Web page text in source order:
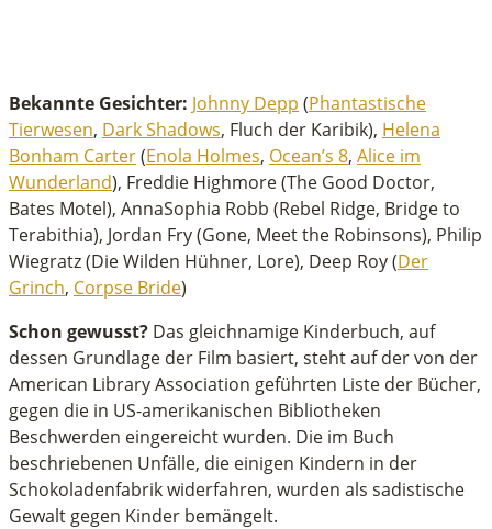
Bekannte Gesichter: Johnny Depp (Phantastische
Tierwesen, Dark Shadows, Fluch der Karibik), Helena
Bonham Carter(Enola Holmes, Ocean’s 8, Alice im
Wunderland), Freddie Highmore (The Good Doctor,
Bates Motel), AnnaSophia Robb (Rebel Ridge, Bridge to
Terabithia), Jordan Fry (Gone, Meet the Robinsons), Philip
Wiegratz (Die Wilden Hühner, Lore), Deep Roy (Der
Grinch, Corpse Bride)
Schon gewusst? Das gleichnamige Kinderbuch, auf
dessen Grundlage der Film basiert, steht auf der von der
American Library Association geführten Liste der Bücher,
gegen die in US-amerikanischen Bibliotheken
Beschwerden eingereicht wurden. Die im Buch
beschriebenen Unfälle, die einigen Kindern in der
Schokoladenfabrik widerfahren, wurden als sadistische
Gewalt gegen Kinder bemängelt.